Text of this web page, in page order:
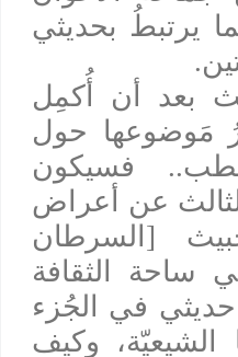
يرتبطُ بحديثي
بعد أن أُكمِل
مَوضوعها حول
فسيكون
عن أعراض
[السرطان
ساحة الثقافة
في الجُزء
الشيعيّة، وكيف